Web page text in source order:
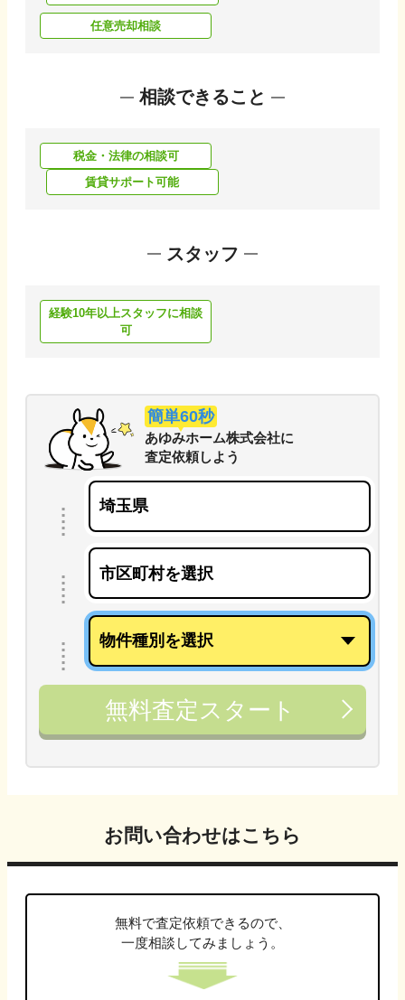
任意売却相談
相談できること
税金・法律の相談可
賃貸サポート可能
スタッフ
経験10年以上スタッフに相談
可
簡単60秒
あゆみホーム株式会社に
査定依頼しよう
無料査定スタート
お問い合わせはこちら
無料で査定依頼できるので、
一度相談してみましょう。